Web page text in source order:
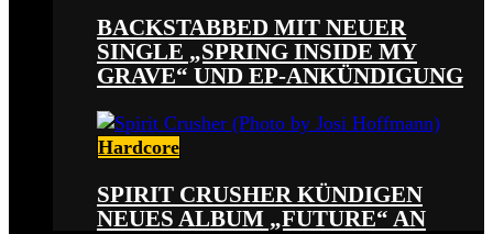
BACKSTABBED MIT NEUER
SINGLE „SPRING INSIDE MY
GRAVE“ UND EP-ANKÜNDIGUNG
Hardcore
SPIRIT CRUSHER KÜNDIGEN
NEUES ALBUM „FUTURE“ AN